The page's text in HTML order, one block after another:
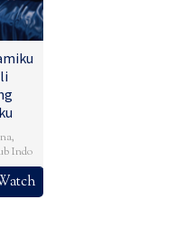
,
Indo